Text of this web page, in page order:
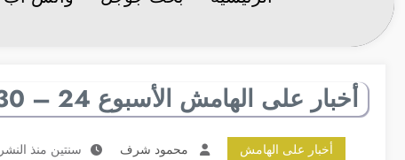
أخبار على الهامش الأسبوع 24 – 30 يناير
أخبار على الهامش محمود شرف سنتين منذ النشر